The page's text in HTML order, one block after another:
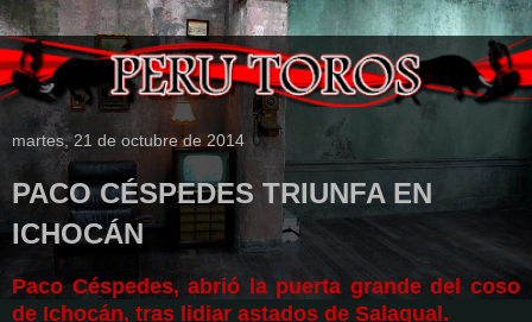
martes, 21 de octubre de 2014
PACO CÉSPEDES TRIUNFA EN
ICHOCÁN
Paco Céspedes, abrió la puerta grande del coso
de Ichocán, tras lidiar astados de Salagual.